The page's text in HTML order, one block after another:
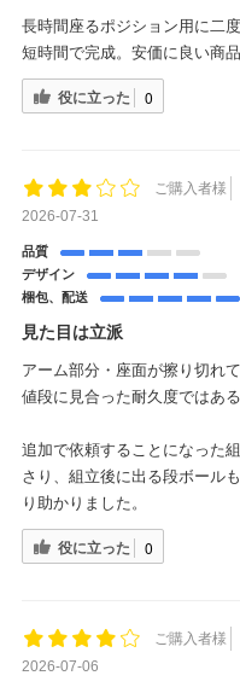
長時間座るポジション用に二
短時間で完成。安価に良い商
役に立った 0
ご購入者様
2026-07-31
品質
デザイン
梱包、配送
見た目は立派
アーム部分・座面が擦り切れ
値段に見合った耐久度ではある
追加で依頼することになった
さり、組立後に出る段ボール
り助かりました。
役に立った 0
ご購入者様
2026-07-06